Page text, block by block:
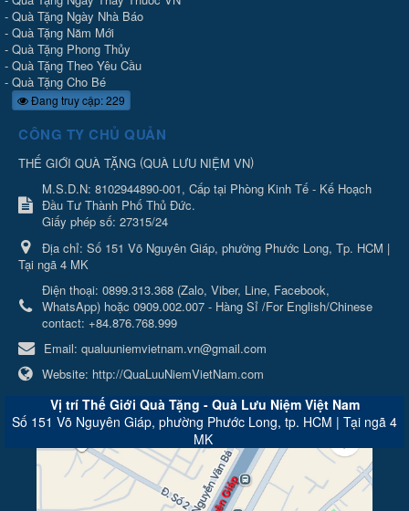
- Quà Tặng Ngày Nhà Báo
- Quà Tặng Năm Mới
- Quà Tặng Phong Thủy
- Quà Tặng Theo Yêu Cầu
- Quà Tặng Cho Bé
Đang truy cập: 229
CÔNG TY CHỦ QUẢN
THẾ GIỚI QUÀ TẶNG (QUÀ LƯU NIỆM VN)
M.S.D.N: 8102944890-001, Cấp tại Phòng Kinh Tế - Kế Hoạch
Đầu Tư Thành Phố Thủ Đức.
Giấy phép số: 27315/24
Địa chỉ: Số 151 Võ Nguyên Giáp, phường Phước Long, Tp. HCM |
Tại ngã 4 MK
Điện thoại: 0899.313.368 (Zalo, Viber, Line, Facebook,
WhatsApp) hoặc 0909.002.007 - Hàng Sỉ /For English/Chinese
contact: +84.876.768.999
Email: qualuuniemvietnam.vn@gmail.com
Website: http://QuaLuuNiemVietNam.com
Vị trí Thế Giới Quà Tặng - Quà Lưu Niệm Việt Nam
Số 151 Võ Nguyên Giáp, phường Phước Long, tp. HCM | Tại ngã 4
MK